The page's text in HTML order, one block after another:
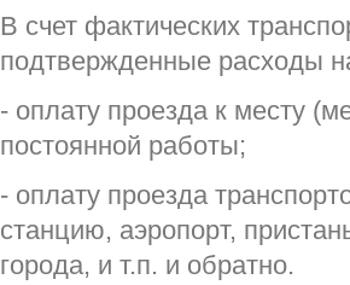
В счет фактических
подтвержденные расходы
- оплату проезда к месту
постоянной работы;
- оплату проезда
станцию, аэропорт,
города, и т.п. и обратно.